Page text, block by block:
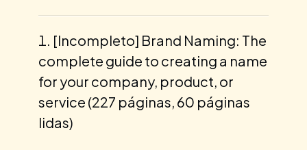
[Incompleto] Brand Naming: The
complete guide to creating a name
for your company, product, or
service (227 páginas, 60 páginas
lidas)